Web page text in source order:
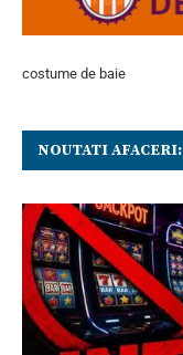
costume de baie
NOUTATI AFACERI: